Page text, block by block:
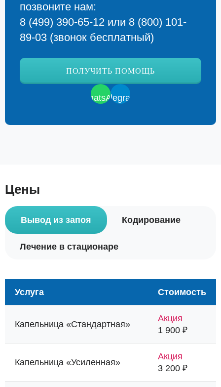
позвоните нам:
8 (499) 390-65-12 или 8 (800) 101-
89-03 (звонок бесплатный)
ПОЛУЧИТЬ ПОМОЩЬ
Цены
Вывод из запоя Кодирование
Лечение в стационаре
Услуга Стоимость
Капельница «Стандартная»
Акция
1 900 ₽
Капельница «Усиленная»
Акция
3 200 ₽